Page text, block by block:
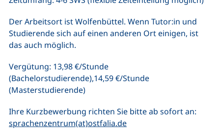
Der Arbeitsort ist Wolfenbüttel. Wenn Tutor:in und
Studierende sich auf einen anderen Ort einigen, ist
das auch möglich.
Vergütung: 13,98 €/Stunde
(Bachelorstudierende),14,59 €/Stunde
(Masterstudierende)
Ihre Kurzbewerbung richten Sie bitte ab sofort an:
sprachenzentrum(at)ostfalia.de(öffnet Ihr E-Mail-